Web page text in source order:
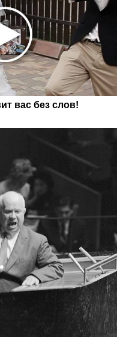
вас без слов!